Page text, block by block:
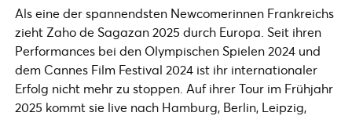
Als eine der spannendsten Newcomerinnen Frankreichs
zieht Zaho de Sagazan 2025 durch Europa. Seit ihren
Performances bei den Olympischen Spielen 2024 und
dem Cannes Film Festival 2024 ist ihr internationaler
Erfolg nicht mehr zu stoppen. Auf ihrer Tour im Frühjahr
2025 kommt sie live nach Hamburg, Berlin, Leipzig,